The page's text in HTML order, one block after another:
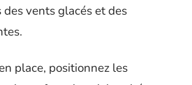
des vents glacés et des
place, positionnez les